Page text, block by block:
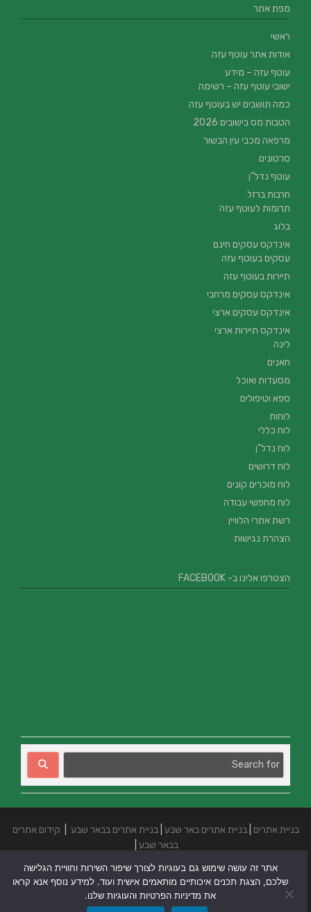
מפת אתר
ראשי
אודות אתר עוטף עזה
עוטף עזה – מידע
ישובי עוטף עזה – רשימה
כמה תושבים יש בעוטף עזה
הטבות מס בישובים 2026
מרפאה מכבי עין הבשור
סרטונים
עוטף נדל”ן
חרבות ברזל
תרומות לעוטף עזה
בלוג
אינדקס עסקים חינם
עסקים בעוטף עזה
תיירות בעוטף עזה
אינדקס עסקים מרחבי
אינדקס עסקים ארצי
אינדקס תיירות ארצי
לינה
חאנים
מסעדות ואוכל
ספא וטיפולים
לוחות
לוח כללי
לוח נדל"ן
לוח דרושים
לוח מוכרים קונים
לוח מחפשי עבודה
רשת אתרי הלוויין
הצהרת נגישות
הצטרפו אלינו ב- FACEBOOK
בניית אתרים| בניית אתרים באר שבע| בניית אתרים בבאר שבע|
קידום אתרים
בבאר שבע|
אתר זה עושה שימוש גם בעוגיות לצורך שיפור השירות וחוויית הגלישה
שלכם, הצגת תכנים איכותיים מותאמים אישית ועוד. למידע נוסף אנא קראו
את מדיניות הפרטיות והעוגיות שלנו.